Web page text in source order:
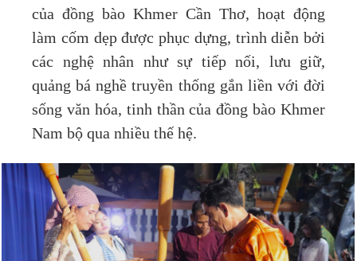
của đồng bào Khmer Cần Thơ, hoạt động
làm cốm dẹp được phục dựng, trình diễn bởi
các nghệ nhân như sự tiếp nối, lưu giữ,
quảng bá nghề truyền thống gắn liền với đời
sống văn hóa, tinh thần của đồng bào Khmer
Nam bộ qua nhiều thế hệ.